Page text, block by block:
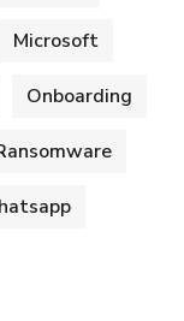
Microsoft
Onboarding